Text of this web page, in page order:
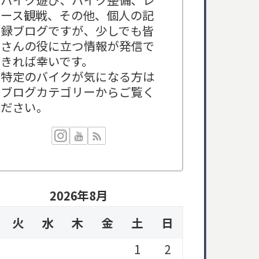
ース観戦、その他、個人の記
録ブログですが、少しでも皆
さんの役に立つ情報が発信で
きれば幸いです。
特定のバイクが気になる方は
ブログカテゴリーからご覧く
ださい。
2026年8月
火 水 木 金 土
日
1
2